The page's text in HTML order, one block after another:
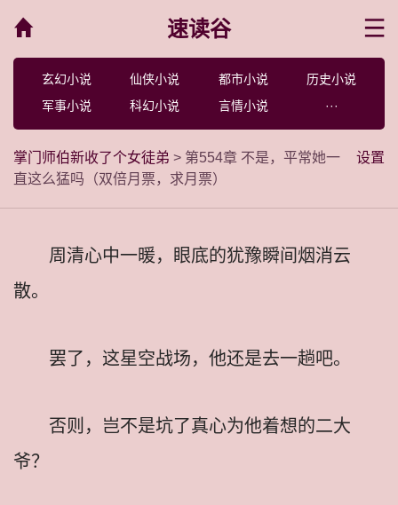
速读谷
玄幻小说 仙侠小说 都市小说
历史小说
军事小说
科幻小说 言情小说 ···
设置
掌门师伯新收了个女徒弟 > 第554章 不是，平常她一
直这么猛吗（双倍月票，求月票）
周清心中一暖，眼底的犹豫瞬间烟消云
散。
罢了，这星空战场，他还是去一趟吧。
否则，岂不是坑了真心为他着想的二大
爷？